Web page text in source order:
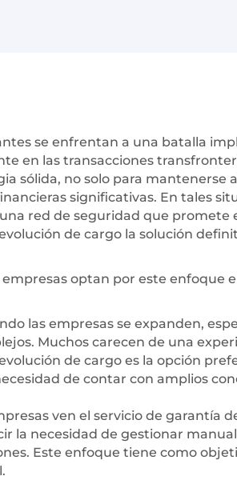
se enfrentan a una batalla
en las transacciones
sólida, no solo para mantenerse
significativas. En tales
red de seguridad que promete
de cargo la solución
optan por este enfoque
las empresas se expanden,
Muchos carecen de una
de cargo es la opción
de contar con amplios
ven el servicio de garantía
la necesidad de gestionar
Este enfoque tiene como